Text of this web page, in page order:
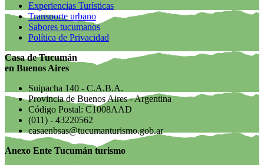
Experiencias Turísticas
Transporte urbano
Sabores tucumanos
Política de Privacidad
Casa de Tucumán
en Buenos Aires
Suipacha 140 - C.A.B.A.
Provincia de Buenos Aires - Argentina
Código Postal: C1008AAD
(011) - 43220562
casaenbsas@tucumanturismo.gob.ar
Anexo Ente Tucumán turismo